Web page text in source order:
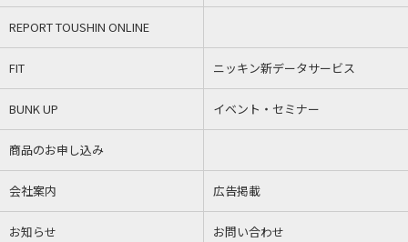
REPORT TOUSHIN ONLINE
FIT ニッキン新データサービス
BUNK UP イベント・セミナー
商品のお申し込み
会社案内 広告掲載
お知らせ お問い合わせ